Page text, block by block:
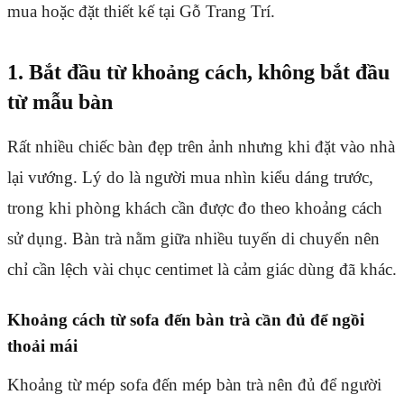
mua hoặc đặt thiết kế tại Gỗ Trang Trí.
1. Bắt đầu từ khoảng cách, không bắt đầu
từ mẫu bàn
Rất nhiều chiếc bàn đẹp trên ảnh nhưng khi đặt vào nhà
lại vướng. Lý do là người mua nhìn kiểu dáng trước,
trong khi phòng khách cần được đo theo khoảng cách
sử dụng. Bàn trà nằm giữa nhiều tuyến di chuyển nên
chỉ cần lệch vài chục centimet là cảm giác dùng đã khác.
Khoảng cách từ sofa đến bàn trà cần đủ để ngồi
thoải mái
Khoảng từ mép sofa đến mép bàn trà nên đủ để người